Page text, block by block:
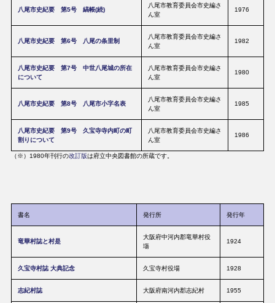
八尾市史紀要 第5号 縞帳(続)
八尾市教育委員会市史編さ
ん室
1976
八尾市史紀要 第6号 八尾の条里制
八尾市教育委員会市史編さ
ん室
1982
八尾市史紀要 第7号 中世八尾城の所在
について
八尾市教育委員会市史編さ
ん室
1980
八尾市史紀要 第8号 八尾市小字名表
八尾市教育委員会市史編さ
ん室
1985
八尾市史紀要 第9号 久宝寺寺内町の町
割りについて
八尾市教育委員会市史編さ
ん室
1986
（※）1980年刊行の改訂版は府立中央図書館の所蔵です。
書名 発行所 発行年
竜華村誌と村是
大阪府中河内郡竜華村役
塲
1924
久宝寺村誌 大典記念 久宝寺村役場 1928
志紀村誌 大阪府南河内郡志紀村 1955